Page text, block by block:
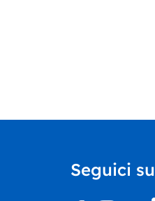
Seguici su